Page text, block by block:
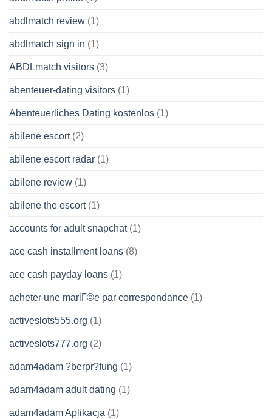
abdlmatch review (1)
abdlmatch sign in (1)
ABDLmatch visitors (3)
abenteuer-dating visitors (1)
Abenteuerliches Dating kostenlos (1)
abilene escort(2)
abilene escort radar (1)
abilene review (1)
abilene the escort(1)
accounts for adult snapchat(1)
ace cash installment loans (8)
ace cash payday loans (1)
acheter une mariГ©e par correspondance (1)
activeslots555.org (1)
activeslots777.org (2)
adam4adam ?berpr?fung (1)
adam4adam adult dating (1)
adam4adam Aplikacja (1)